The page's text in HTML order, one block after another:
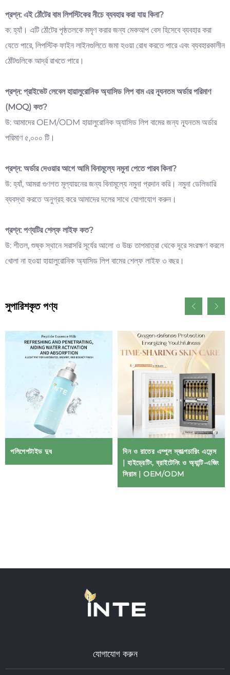
প্রশ্ন: এই ঠোঁটের বাম লিপস্টিকের নীচে ব্যবহার করা যায় কিনা?
ক: হ্যাঁ। এটি ঠোঁটের পৃষ্ঠতলকে মসৃণ করার জন্য মেকআপ বেস হিসেবে ব্যবহার করা
যেতে পারে, লিপস্টিক ফাইন লাইনগুলিতে জমা হওয়া রোধ করতে পারে এবং ব্যবহারকালীন
ঠোঁটগুলিকে আর্দ্র রাখতে পারে।
প্রশ্ন: প্রাইভেট লেবেল হায়ালুরোনিক অ্যাসিড লিপ বাম এর ন্যূনতম অর্ডার পরিমাণ
(MOQ) কত?
উ: আমাদের OEM/ODM হায়ালুরোনিক অ্যাসিড লিপ বামের জন্য ন্যূনতম অর্ডার
পরিমাণ ৫,০০০ টি।
প্রশ্ন: অর্ডার দেওয়ার আগে আমি বিনামূল্যে নমুনা পেতে পারব কিনা?
উ: হ্যাঁ, আমরা গুণগত মূল্যায়নের জন্য বিনামূল্যে নমুনা প্রদান করি। নমুনা ডেলিভারি
ব্যবস্থা করতে অনুগ্রহ করে আমাদের দলের সাথে যোগাযোগ করুন।
প্রশ্ন: পণ্যটির শেল্ফ লাইফ কত?
উ: শীতল, শুষ্ক স্থানে সরাসরি সূর্যের আলো ও উচ্চ তাপমাত্রা থেকে দূরে সংরক্ষণ করলে
খোলা না হওয়া হায়ালুরোনিক অ্যাসিড লিপ বামের শেল্ফ লাইফ ৩ বছর।
সুপারিশকৃত পণ্য
পলিপেপটাইড দুধ
দিন ও রাতের এম্পুল স্কাল্পচারিং এসেন্স
| হাইড্রেটিং, ব্রাইটেনিং ও অ্যান্টি-এজিং
সিরাম | OEM/ODM
যোগাযোগ করুন